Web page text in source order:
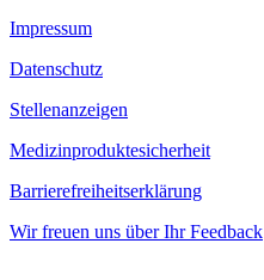
Impressum
Datenschutz
Stellenanzeigen
Medizinproduktesicherheit
Barrierefreiheitserklärung
Wir freuen uns über Ihr Feedback